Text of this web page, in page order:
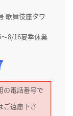
歌舞伎座タワ
8/16夏季休業
の電話番号で
ご遠慮下さ